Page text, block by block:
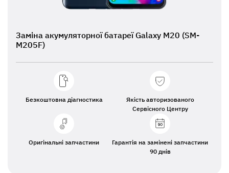
Заміна акумуляторної батареї Galaxy M20 (SM-
M205F)
Безкоштовна діагностика
Якість авторизованого
Сервісного Центру
Оригінальні запчастини
Гарантія на замінені запчастини
90 днів